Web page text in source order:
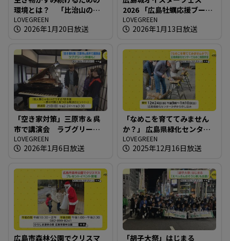
環境とは？ 「比治山の自
然たんけん！」開催
LOVEGREEN
2026年1月20日放送
2026 「広島牡蠣応援ブー
ス」が登場
LOVEGREEN
2026年1月13日放送
「空き家対策」三原市＆呉
市で講演会 ラブグリーン
特番も！
LOVEGREEN
2026年1月6日放送
「なめこを育ててみません
か？」 広島県緑化センター
でなめこ植菌教室
LOVEGREEN
2025年12月16日放送
広島市森林公園でクリスマ
「胡子大祭」はじまる